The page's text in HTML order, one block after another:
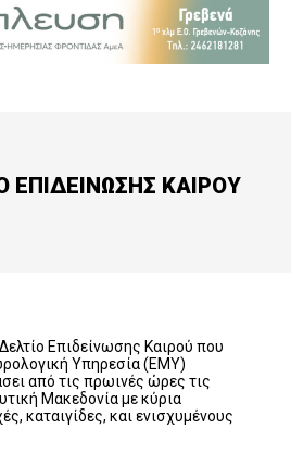
ΕΠΙΔΕΙΝΩΣΗΣ ΚΑΙΡΟΥ
Επιδείνωσης Καιρού που
Υπηρεσία (ΕΜΥ)
από τις πρωινές ώρες τις
Μακεδονία με κύρια
καταιγίδες, και ενισχυμένους